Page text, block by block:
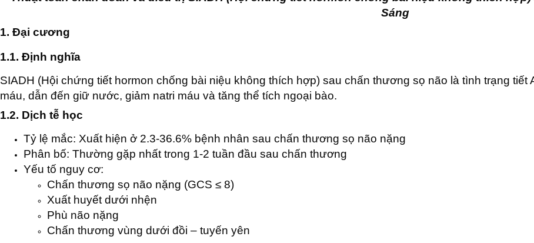
Sáng
1. Đại cương
1.1. Định nghĩa
SIADH (Hội chứng tiết hormon chống bài niệu không thích hợp) sau chấn thương sọ não là tình trạng
máu, dẫn đến giữ nước, giảm natri máu và tăng thể tích ngoại bào.
1.2. Dịch tễ học
Tỷ lệ mắc: Xuất hiện ở 2.3-36.6% bệnh nhân sau chấn thương sọ não nặng
Phân bố: Thường gặp nhất trong 1-2 tuần đầu sau chấn thương
Yếu tố nguy cơ:
Chấn thương sọ não nặng (GCS ≤ 8)
Xuất huyết dưới nhện
Phù não nặng
Chấn thương vùng dưới đồi – tuyến yên